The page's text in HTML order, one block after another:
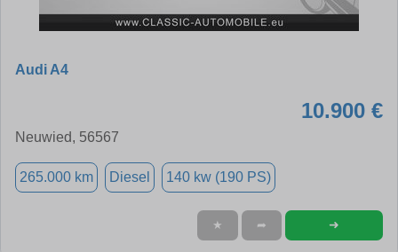
Audi A4
10.900 €
Neuwied, 56567
265.000 km Diesel 140 kw (190 PS)
★ ➦ ➜